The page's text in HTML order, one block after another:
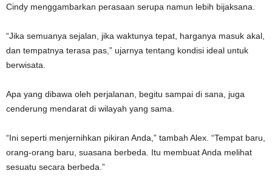
Cindy menggambarkan perasaan serupa namun lebih bijaksana.
“Jika semuanya sejalan, jika waktunya tepat, harganya masuk akal,
dan tempatnya terasa pas,” ujarnya tentang kondisi ideal untuk
berwisata.
Apa yang dibawa oleh perjalanan, begitu sampai di sana, juga
cenderung mendarat di wilayah yang sama.
“Ini seperti menjernihkan pikiran Anda,” tambah Alex. “Tempat baru,
orang-orang baru, suasana berbeda. Itu membuat Anda melihat
sesuatu secara berbeda.”